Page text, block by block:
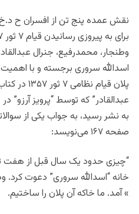
نقش عمده پنج تن از افسران ح
وطنجار، محمدرفیع، جنرال
اسدالله سروری برجسته و با اهمیت
پلان قیام
عبدالقادر” که توسط “پرویز
به نشر رسید، به جواب یکی از
صفحه ۱۶۷ می‌نویسد:
“چیزی حدود یک سال قبل از هفت
خانه “اسدالله سروری” دعوت کرد.
» آمد. ما خاکه آن پلان را ساختیم.